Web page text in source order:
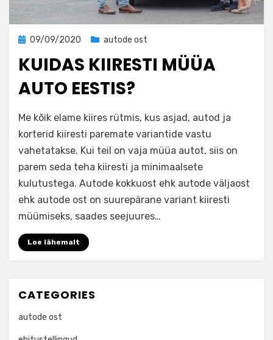
Posted
09/09/2020 autode ost
KUIDAS KIIRESTI MÜÜA
AUTO EESTIS?
byadminkirill
Me kõik elame kiires rütmis, kus asjad, autod ja
korterid kiiresti paremate variantide vastu
vahetatakse. Kui teil on vaja müüa autot, siis on
parem seda teha kiiresti ja minimaalsete
kulutustega. Autode kokkuost ehk autode väljaost
ehk autode ost on suurepärane variant kiiresti
müümiseks, saades seejuures…
Loe lähemalt
CATEGORIES
autode ost